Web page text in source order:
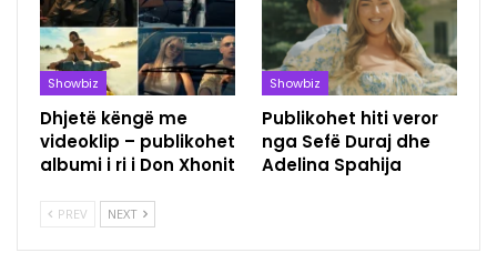
Showbiz
Dhjetë këngë me
videoklip – publikohet
albumi i ri i Don Xhonit
Showbiz
Publikohet hiti veror
nga Sefë Duraj dhe
Adelina Spahija
PREV NEXT